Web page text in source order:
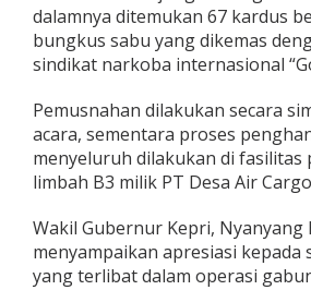
dalamnya ditemukan 67 kardus
bungkus sabu yang dikemas
sindikat narkoba internasional
Pemusnahan dilakukan secara
acara, sementara proses
menyeluruh dilakukan di fasilitas
limbah B3 milik PT Desa Air
Wakil Gubernur Kepri, Nyanyang
menyampaikan apresiasi
yang terlibat dalam operasi